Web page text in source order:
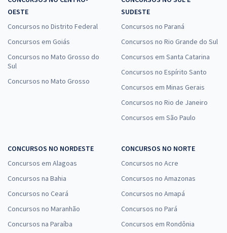
OESTE
Concursos no Distrito Federal
Concursos em Goiás
Concursos no Mato Grosso do
Sul
Concursos no Mato Grosso
SUDESTE
Concursos no Paraná
Concursos no Rio Grande do Sul
Concursos em Santa Catarina
Concursos no Espírito Santo
Concursos em Minas Gerais
Concursos no Rio de Janeiro
Concursos em São Paulo
CONCURSOS NO NORDESTE
Concursos em Alagoas
Concursos na Bahia
Concursos no Ceará
Concursos no Maranhão
Concursos na Paraíba
CONCURSOS NO NORTE
Concursos no Acre
Concursos no Amazonas
Concursos no Amapá
Concursos no Pará
Concursos em Rondônia